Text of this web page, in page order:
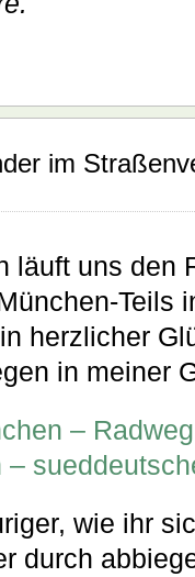
im
läuft uns den
Teils
herzlicher
in meiner
–
wie ihr
durch